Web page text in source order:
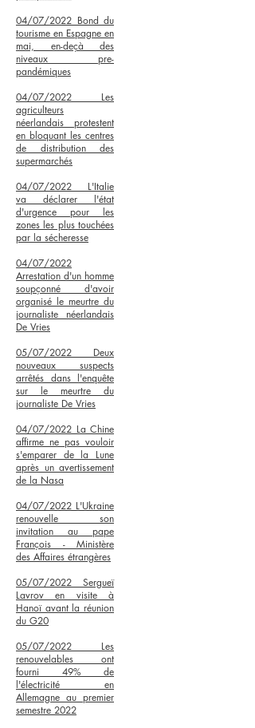
04/07/2022 Bond du
tourisme en Espagne en
mai, en-deçà des
niveaux pre-
pandémiques
04/07/2022 Les
agriculteurs
néerlandais protestent
en bloquant les centres
de distribution des
supermarchés
04/07/2022 L'Italie
va déclarer l'état
d'urgence pour les
zones les plus touchées
par la sécheresse
04/07/2022
Arrestation d'un homme
soupçonné d'avoir
organisé le meurtre du
journaliste néerlandais
De Vries
05/07/2022 Deux
nouveaux suspects
arrêtés dans l'enquête
sur le meurtre du
journaliste De Vries
04/07/2022 La Chine
affirme ne pas vouloir
s'emparer de la Lune
après un avertissement
de la Nasa
04/07/2022 L'Ukraine
renouvelle son
invitation au pape
François - Ministère
des Affaires étrangères
05/07/2022 Sergueï
Lavrov en visite à
Hanoï avant la réunion
du G20
05/07/2022 Les
renouvelables ont
fourni 49% de
l'électricité en
Allemagne au premier
semestre 2022